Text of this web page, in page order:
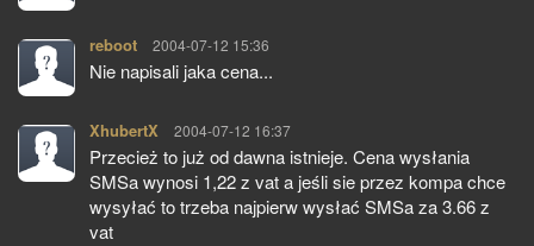
reboot pisze:
2004-07-12 15:36
Nie napisali jaka cena...
XhubertX pisze:
2004-07-12 16:37
Przecież to już od dawna istnieje. Cena wysłania
SMSa wynosi 1,22 z vat a jeśli sie przez kompa chce
wysyłać to trzeba najpierw wysłać SMSa za 3.66 z
vat